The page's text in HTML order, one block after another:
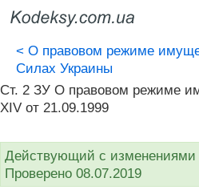
< О правовом режиме
Силах Украины
Ст. 2 ЗУ О правовом режиме
XIV от 21.09.1999
Действующий с изменениями
Проверено 08.07.2019